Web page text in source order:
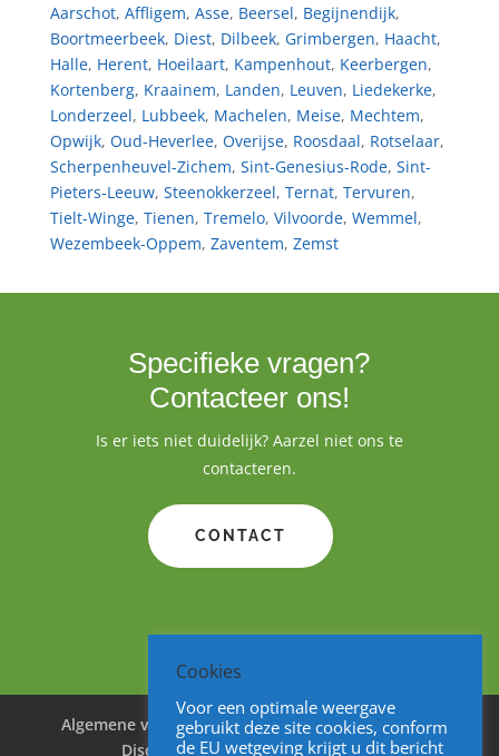
Aarschot, Affligem, Asse, Beersel, Begijnendijk,
Boortmeerbeek, Diest, Dilbeek, Grimbergen, Haacht,
Halle, Herent, Hoeilaart, Kampenhout, Keerbergen,
Kortenberg, Kraainem, Landen, Leuven, Liedekerke,
Londerzeel, Lubbeek, Machelen, Meise, Mechtem,
Opwijk, Oud-Heverlee, Overijse, Roosdaal, Rotselaar,
Scherpenheuvel-Zichem, Sint-Genesius-Rode, Sint-
Pieters-Leeuw, Steenokkerzeel, Ternat, Tervuren,
Tielt-Winge, Tienen, Tremelo, Vilvoorde, Wemmel,
Wezembeek-Oppem, Zaventem, Zemst
Specifieke vragen?
Contacteer ons!
Is er iets niet duidelijk? Aarzel niet ons te
contacteren.
CONTACT
Algemene voorwaarden Cookies
Privacy
Disclaimer
Sitemap V&A
Cookies
Voor een optimale weergave
gebruikt deze site cookies, conform
de EU wetgeving krijgt u dit bericht